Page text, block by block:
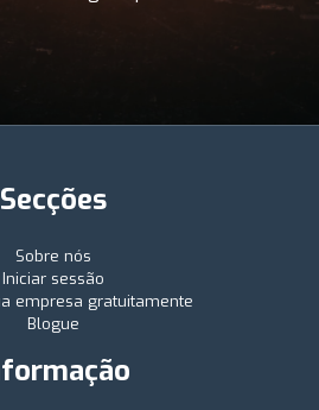
Secções
Sobre nós
Iniciar sessão
empresa gratuitamente
Blogue